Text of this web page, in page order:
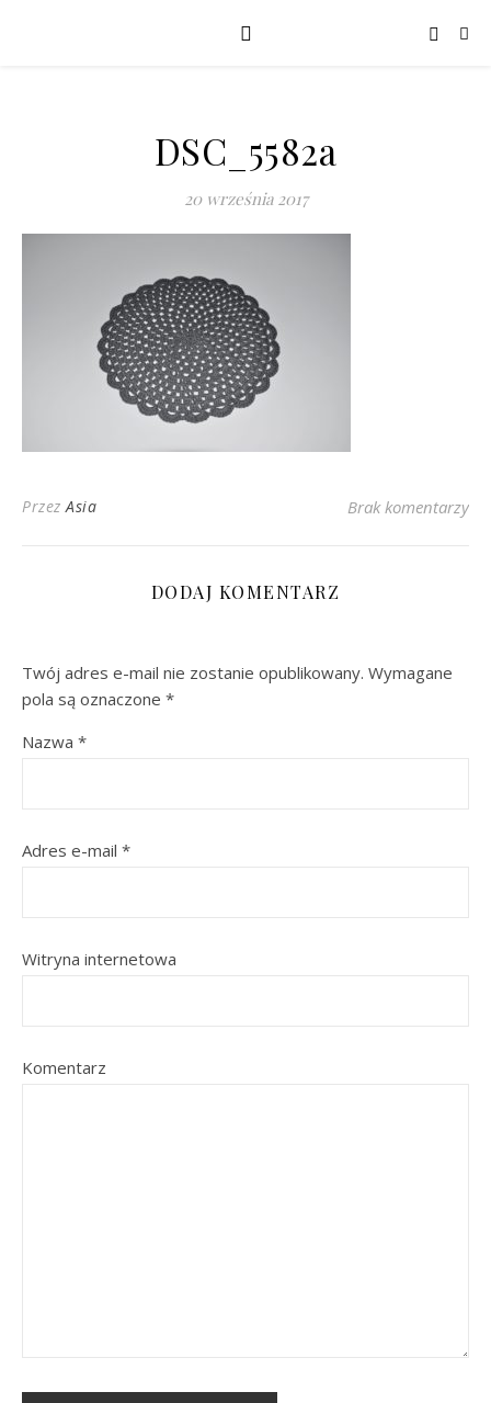
DSC_5582a
20 września 2017
PrzezAsia Brak komentarzy
DODAJ KOMENTARZ
Twój adres e-mail nie zostanie opublikowany. Wymagane
pola są oznaczone *
Nazwa *
Adres e-mail *
Witryna internetowa
Komentarz